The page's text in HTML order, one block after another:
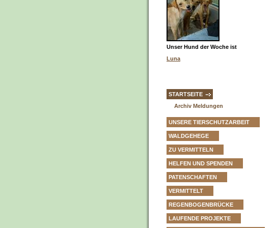
Unser Hund der Woche ist
Luna
STARTSEITE
Archiv Meldungen
UNSERE TIERSCHUTZARBEIT
WALDGEHEGE
ZU VERMITTELN
HELFEN UND SPENDEN
PATENSCHAFTEN
VERMITTELT
REGENBOGENBRÜCKE
LAUFENDE PROJEKTE